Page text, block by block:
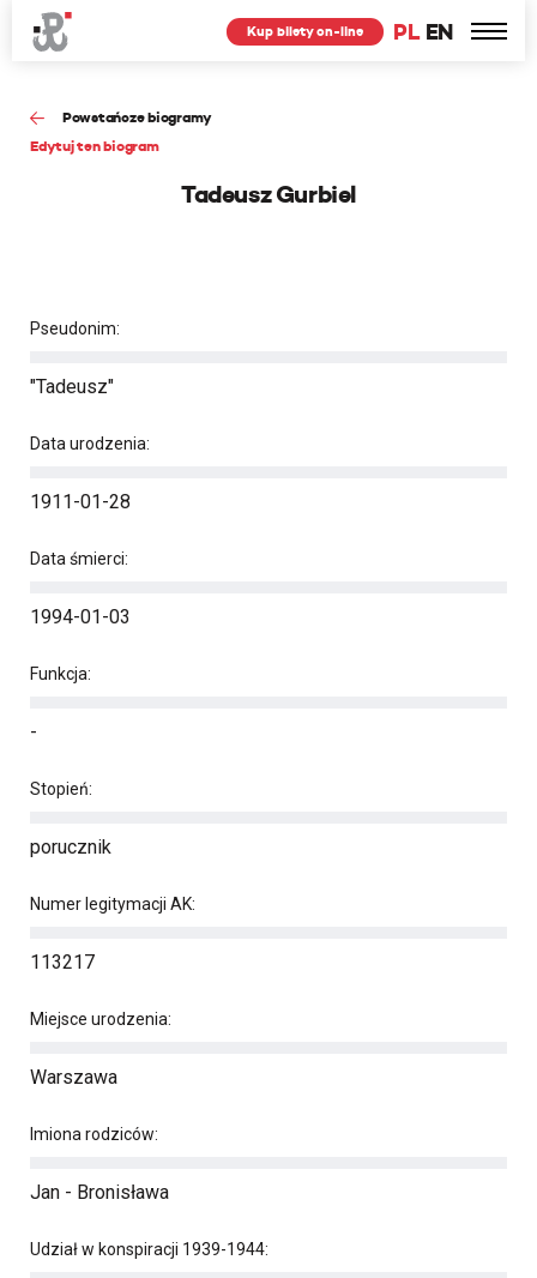
PL EN
Kup bilety on-line
Powstańcze biogramy
Edytuj ten biogram
Tadeusz Gurbiel
Pseudonim:
"Tadeusz"
Data urodzenia:
1911-01-28
Data śmierci:
1994-01-03
Funkcja:
-
Stopień:
porucznik
Numer legitymacji AK:
113217
Miejsce urodzenia:
Warszawa
Imiona rodziców:
Jan - Bronisława
Udział w konspiracji 1939-1944: